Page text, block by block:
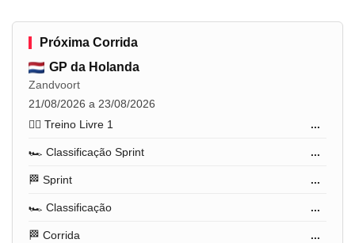
Próxima Corrida
GP da Holanda
Zandvoort
21/08/2026 a 23/08/2026
🏋️‍♂️ Treino Livre 1
...
🏎️ Classificação Sprint ...
🏁 Sprint ...
🏎️ Classificação ...
🏁 Corrida ...